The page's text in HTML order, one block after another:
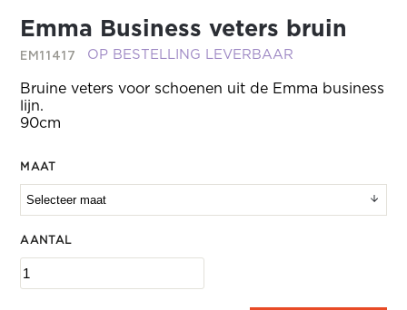
Emma Business veters bruin
EM11417 OP BESTELLING LEVERBAAR
Bruine veters voor schoenen uit de Emma business
lijn.
90cm
MAAT
AANTAL